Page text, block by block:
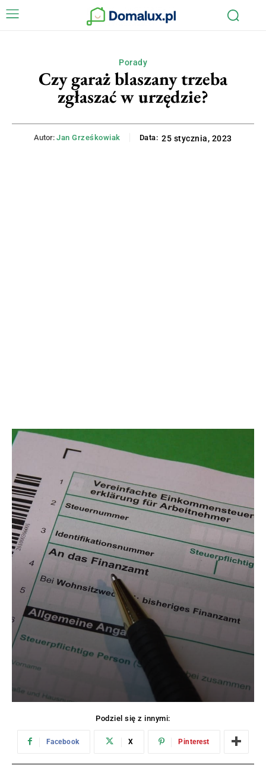
Porady
Czy garaż blaszany trzeba
zgłaszać w urzędzie?
Autor: Jan Grześkowiak Data: 25 stycznia, 2023
Podziel się z innymi:
Facebook X Pinterest